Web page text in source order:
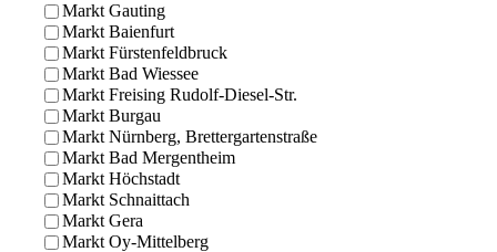
Markt Gauting
Markt Baienfurt
Markt Fürstenfeldbruck
Markt Bad Wiessee
Markt Freising Rudolf-Diesel-Str.
Markt Burgau
Markt Nürnberg, Brettergartenstraße
Markt Bad Mergentheim
Markt Höchstadt
Markt Schnaittach
Markt Gera
Markt Oy-Mittelberg